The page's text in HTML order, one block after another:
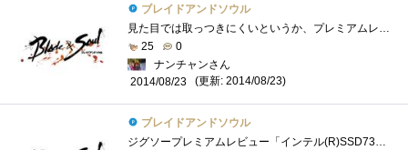
ブレイドアンドソウル
見た目では取っつきにくいというか、プレミアムレビューじゃなかったら、プレイしていないゲームタイトル。でも一旦プレイしてみると、意外�...
25
0
ナンチャンさん
2014/08/23
(更新: 2014/08/23)
ブレイドアンドソウル
ジグソープレミアムレビュー「インテル(R)SSD730+ASUSMAXIMUSVIIHEROで、 ブレイドアンドソウルを圧倒的に攻略するんだ！」にてゲームプレイ券をいた�...